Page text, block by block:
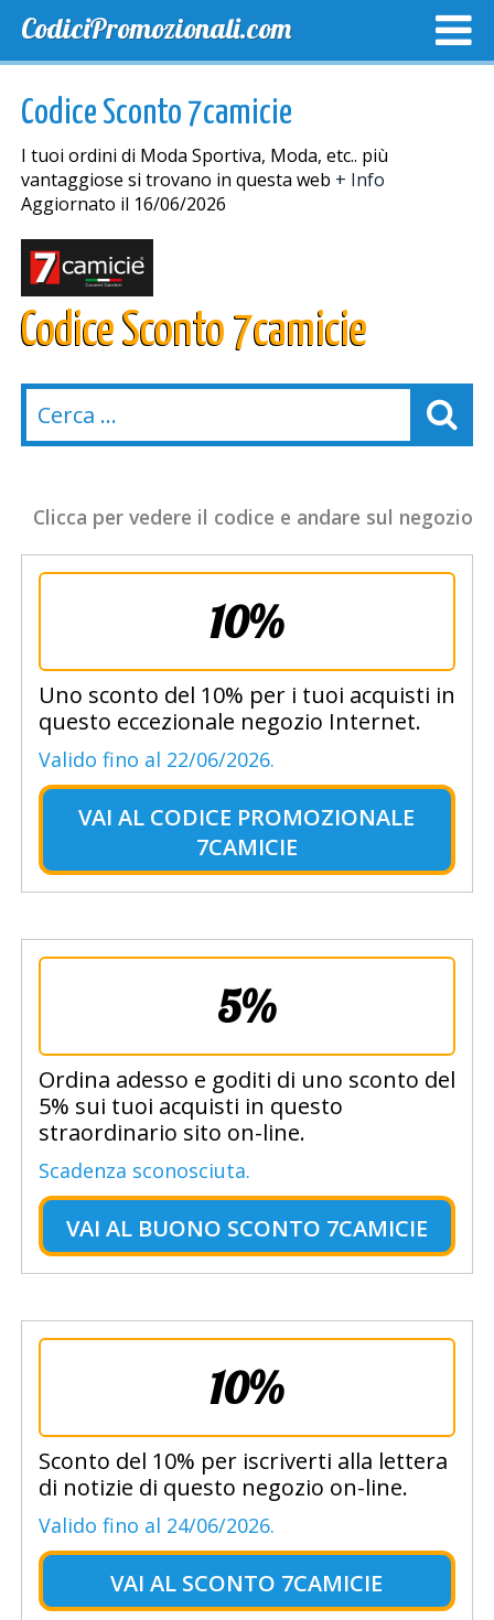
CodiciPromozionali.com
Codice Sconto 7camicie
I tuoi ordini di Moda Sportiva, Moda, etc.. più
vantaggiose si trovano in questa web + Info
Aggiornato il 16/06/2026
Codice Sconto 7camicie
Clicca per vedere il codice e andare sul negozio
10%
Uno sconto del 10% per i tuoi acquisti in
questo eccezionale negozio Internet.
Valido fino al 22/06/2026.
VAI AL CODICE PROMOZIONALE
7CAMICIE
5%
Ordina adesso e goditi di uno sconto del
5% sui tuoi acquisti in questo
straordinario sito on-line.
Scadenza sconosciuta.
VAI AL BUONO SCONTO 7CAMICIE
10%
Sconto del 10% per iscriverti alla lettera
di notizie di questo negozio on-line.
Valido fino al 24/06/2026.
VAI AL SCONTO 7CAMICIE